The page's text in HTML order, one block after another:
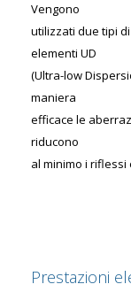
Vengono
utilizzati due tipi
elementi UD
(Ultra-low
maniera
efficace le
riducono
al minimo i
Prestazioni